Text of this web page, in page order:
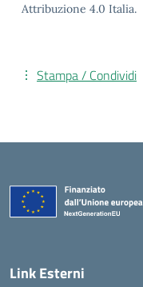
Attribuzione 4.0 Italia.
Stampa / Condividi
Link Esterni